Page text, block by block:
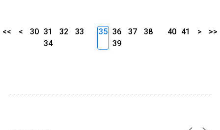
<< < 30 31 32
33
34
35 36 37
38
39
40 41 > >>